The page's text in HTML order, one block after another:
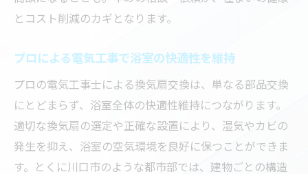
とコスト削減のカギとなります。
プロによる電気工事で浴室の快適性を維持
プロの電気工事士による換気扇交換は、単なる部品交換
にとどまらず、浴室全体の快適性維持につながります。
適切な換気扇の選定や正確な設置により、湿気やカビの
発生を抑え、浴室の空気環境を良好に保つことができま
す。とくに川口市のような都市部では、建物ごとの構造